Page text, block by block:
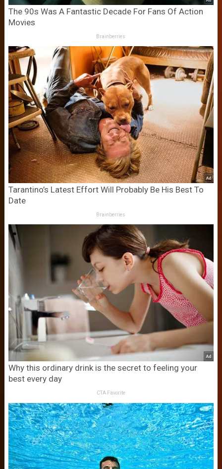
The 90s Was A Fantastic Decade For Fans Of Action
Movies
Brainberries
Tarantino’s Latest Effort Will Probably Be His Best To
Date
Brainberries
Why this ordinary drink is the secret to feeling your
best every day
CTA Favorite